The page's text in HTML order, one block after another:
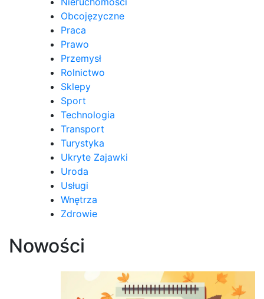
Obcojęzyczne
Praca
Prawo
Przemysł
Rolnictwo
Sklepy
Sport
Technologia
Transport
Turystyka
Ukryte Zajawki
Uroda
Usługi
Wnętrza
Zdrowie
Nowości